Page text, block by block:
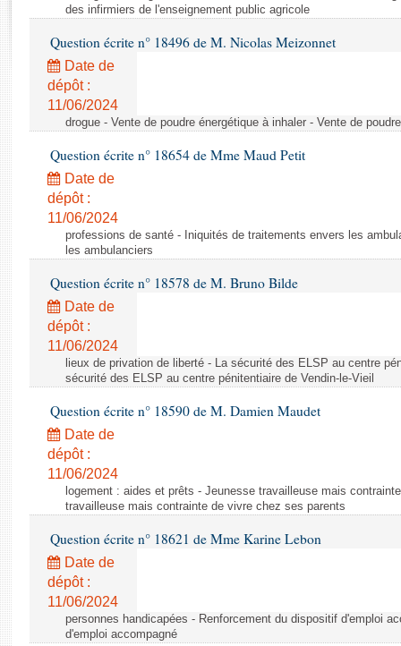
Rapports d'enquête
Rapports sur l'application des lois
Baromètre de l’application des lois
Dossiers législatifs
Questions écrites et orales
Comptes rendus des débats
des infirmiers de l'enseignement public agricole
Question écrite n° 18496 de M. Nicolas Meizonnet
Date de
dépôt :
11/06/2024
drogue - Vente de poudre énergétique à inhaler - Vente de
Question écrite n° 18654 de Mme Maud Petit
Date de
dépôt :
11/06/2024
professions de santé - Iniquités de traitements envers les
les ambulanciers
Question écrite n° 18578 de M. Bruno Bilde
Date de
dépôt :
11/06/2024
lieux de privation de liberté - La sécurité des ELSP au centre
sécurité des ELSP au centre pénitentiaire de Vendin-le-Vieil
Question écrite n° 18590 de M. Damien Maudet
Date de
dépôt :
11/06/2024
logement : aides et prêts - Jeunesse travailleuse mais
travailleuse mais contrainte de vivre chez ses parents
Question écrite n° 18621 de Mme Karine Lebon
Date de
dépôt :
11/06/2024
personnes handicapées - Renforcement du dispositif d'emploi
d'emploi accompagné